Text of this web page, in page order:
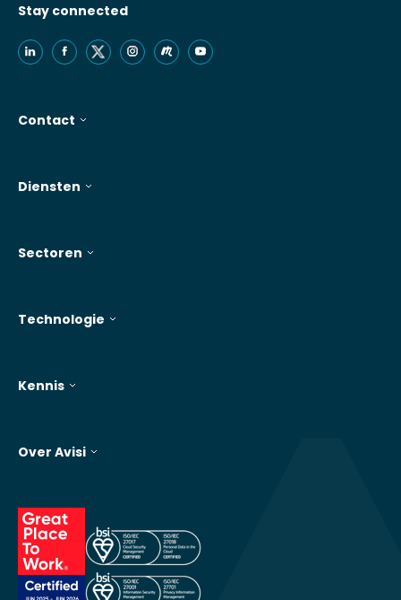
Stay connected
Contact
Diensten
Sectoren
Technologie
Kennis
Over Avisi